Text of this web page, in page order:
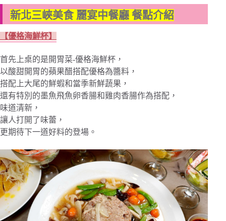
新北三峽美食 麗宴中餐廳 餐點介紹
【優格海鮮杯】
首先上桌的是開胃菜-優格海鮮杯，
以酸甜開胃的蘋果醋搭配優格為醬料，
搭配上大尾的鮮蝦和當季新鮮蔬果，
還有特別的墨魚飛魚卵香腸和雞肉香腸作為搭配，
味道清新，
讓人打開了味蕾，
更期待下一道好料的登場。